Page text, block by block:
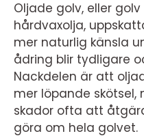
Oljade golv, eller
hårdvaxolja,
mer naturlig känsla
ådring blir tydligare
Nackdelen är att
mer löpande
skador ofta att
göra om hela golvet.